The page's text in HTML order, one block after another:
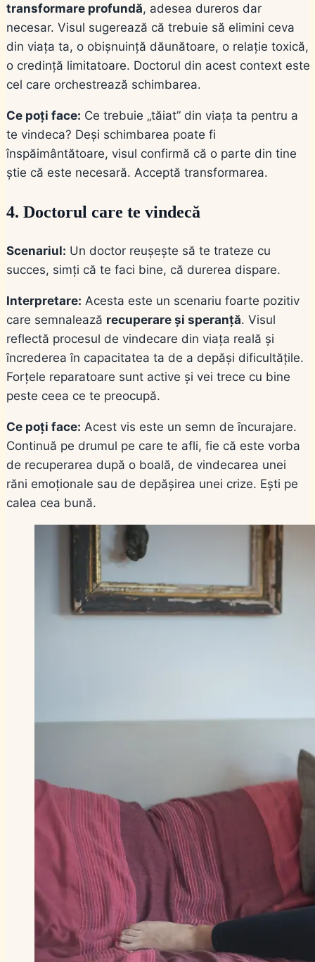
transformare profundă, adesea dureros dar
necesar. Visul sugerează că trebuie să elimini ceva
din viața ta, o obișnuință dăunătoare, o relație toxică,
o credință limitatoare. Doctorul din acest context este
cel care orchestrează schimbarea.
Ce poți face: Ce trebuie „tăiat” din viața ta pentru a
te vindeca? Deși schimbarea poate fi
înspăimântătoare, visul confirmă că o parte din tine
știe că este necesară. Acceptă transformarea.
4. Doctorul care te vindecă
Scenariul: Un doctor reușește să te trateze cu
succes, simți că te faci bine, că durerea dispare.
Interpretare: Acesta este un scenariu foarte pozitiv
care semnalează recuperare și speranță. Visul
reflectă procesul de vindecare din viața reală și
încrederea în capacitatea ta de a depăși dificultățile.
Forțele reparatoare sunt active și vei trece cu bine
peste ceea ce te preocupă.
Ce poți face: Acest vis este un semn de încurajare.
Continuă pe drumul pe care te afli, fie că este vorba
de recuperarea după o boală, de vindecarea unei
răni emoționale sau de depășirea unei crize. Ești pe
calea cea bună.